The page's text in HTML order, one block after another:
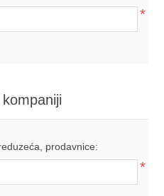
*
prodavnice:
*